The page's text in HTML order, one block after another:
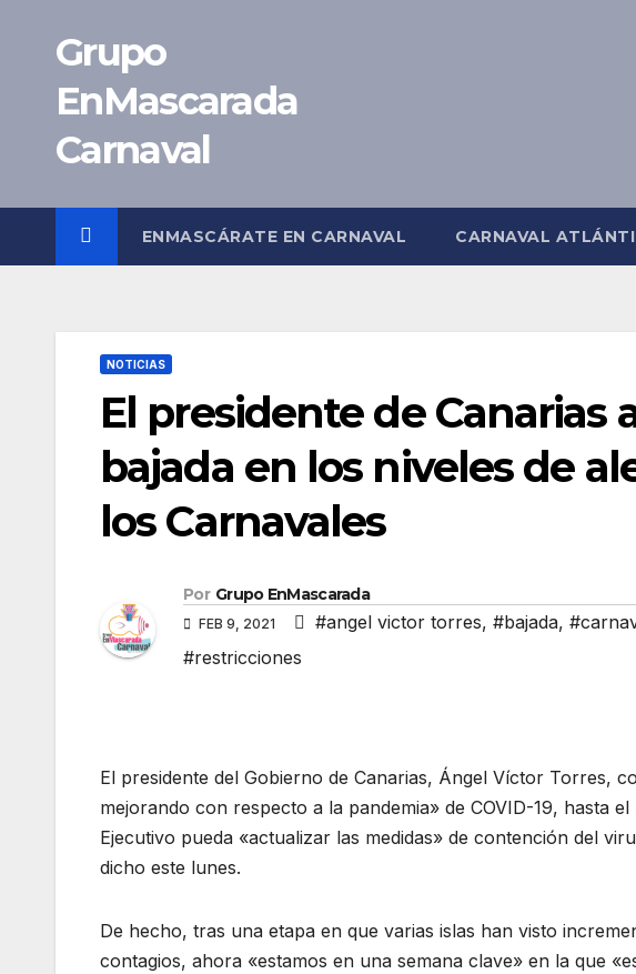
contenido
Grupo
EnMascarada
Carnaval
ENMASCÁRATE EN CARNAVAL CARNAVAL
NOTICIAS
El presidente de Canarias
bajada en los niveles de
los Carnavales
Por Grupo EnMascarada
FEB 9, 2021 #angel victor torres, #bajada,
#restricciones
El presidente del Gobierno de Canarias, Ángel Víctor Torres,
mejorando con respecto a la pandemia» de COVID-19, hasta
Ejecutivo pueda «actualizar las medidas» de contención del
dicho este lunes.
De hecho, tras una etapa en que varias islas han visto
contagios, ahora «estamos en una semana clave» en la que